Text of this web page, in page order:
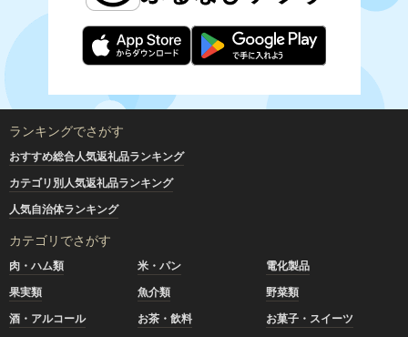
ランキングでさがす
おすすめ総合人気返礼品ランキング
カテゴリ別人気返礼品ランキング
人気自治体ランキング
カテゴリでさがす
肉・ハム類 米・パン
電化製品
果実類
魚介類
野菜類
酒・アルコール
お茶・飲料
お菓子・スイーツ